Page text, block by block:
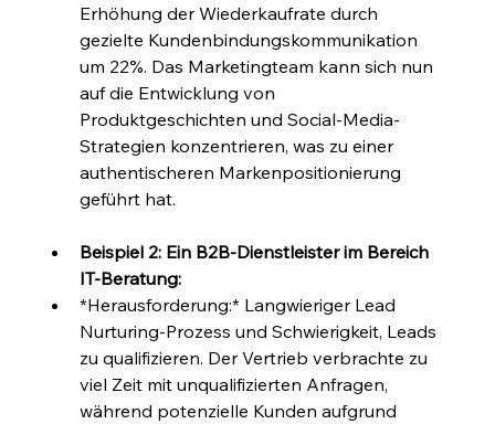
Erhöhung der Wiederkaufrate durch
gezielte Kundenbindungskommunikation
um 22%. Das Marketingteam kann sich nun
auf die Entwicklung von
Produktgeschichten und Social-Media-
Strategien konzentrieren, was zu einer
authentischeren Markenpositionierung
geführt hat.
Beispiel 2: Ein B2B-Dienstleister im Bereich
IT-Beratung:
*Herausforderung:* Langwieriger Lead
Nurturing-Prozess und Schwierigkeit, Leads
zu qualifizieren. Der Vertrieb verbrachte zu
viel Zeit mit unqualifizierten Anfragen,
während potenzielle Kunden aufgrund